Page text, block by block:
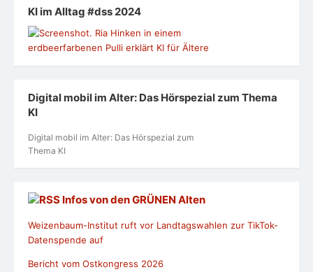
KI im Alltag #dss 2024
Digital mobil im Alter: Das Hörspezial zum Thema
KI
Digital mobil im Alter: Das Hörspezial zum
Thema KI
Infos von den GRÜNEN Alten
Weizenbaum-Institut ruft vor Landtagswahlen zur TikTok-
Datenspende auf
Bericht vom Ostkongress 2026